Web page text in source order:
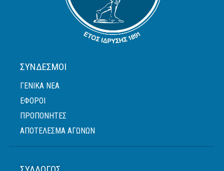
ΣΎΝΔΕΣΜΟΙ
ΓΕΝΙΚΆ ΝΈΑ
ΈΦΟΡΟΙ
ΠΡΟΠΟΝΗΤΈΣ
ΑΠΟΤΕΛΕΣΜΑ ΑΓΩΝΩΝ